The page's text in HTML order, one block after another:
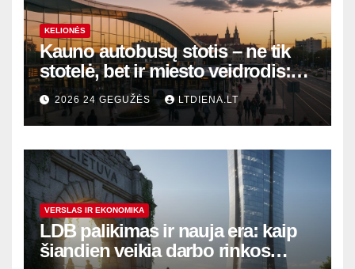
KELIONĖS
Kauno autobusų stotis – ne tik
stotelė, bet ir miesto veidrodis:
modernūs vartai į laikinąją
sostinę
2026 24 GEGUŽĖS LTDIENA.LT
VERSLAS IR EKONOMIKA
LDB palikimas ir nauja era: kaip
šiandien veikia darbo rinkos